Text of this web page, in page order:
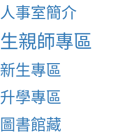
人事室簡介
生親師專區
新生專區
升學專區
圖書館藏